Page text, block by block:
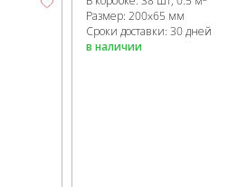
Размер:200x65 мм
Сроки доставки: 30 дней
в наличии